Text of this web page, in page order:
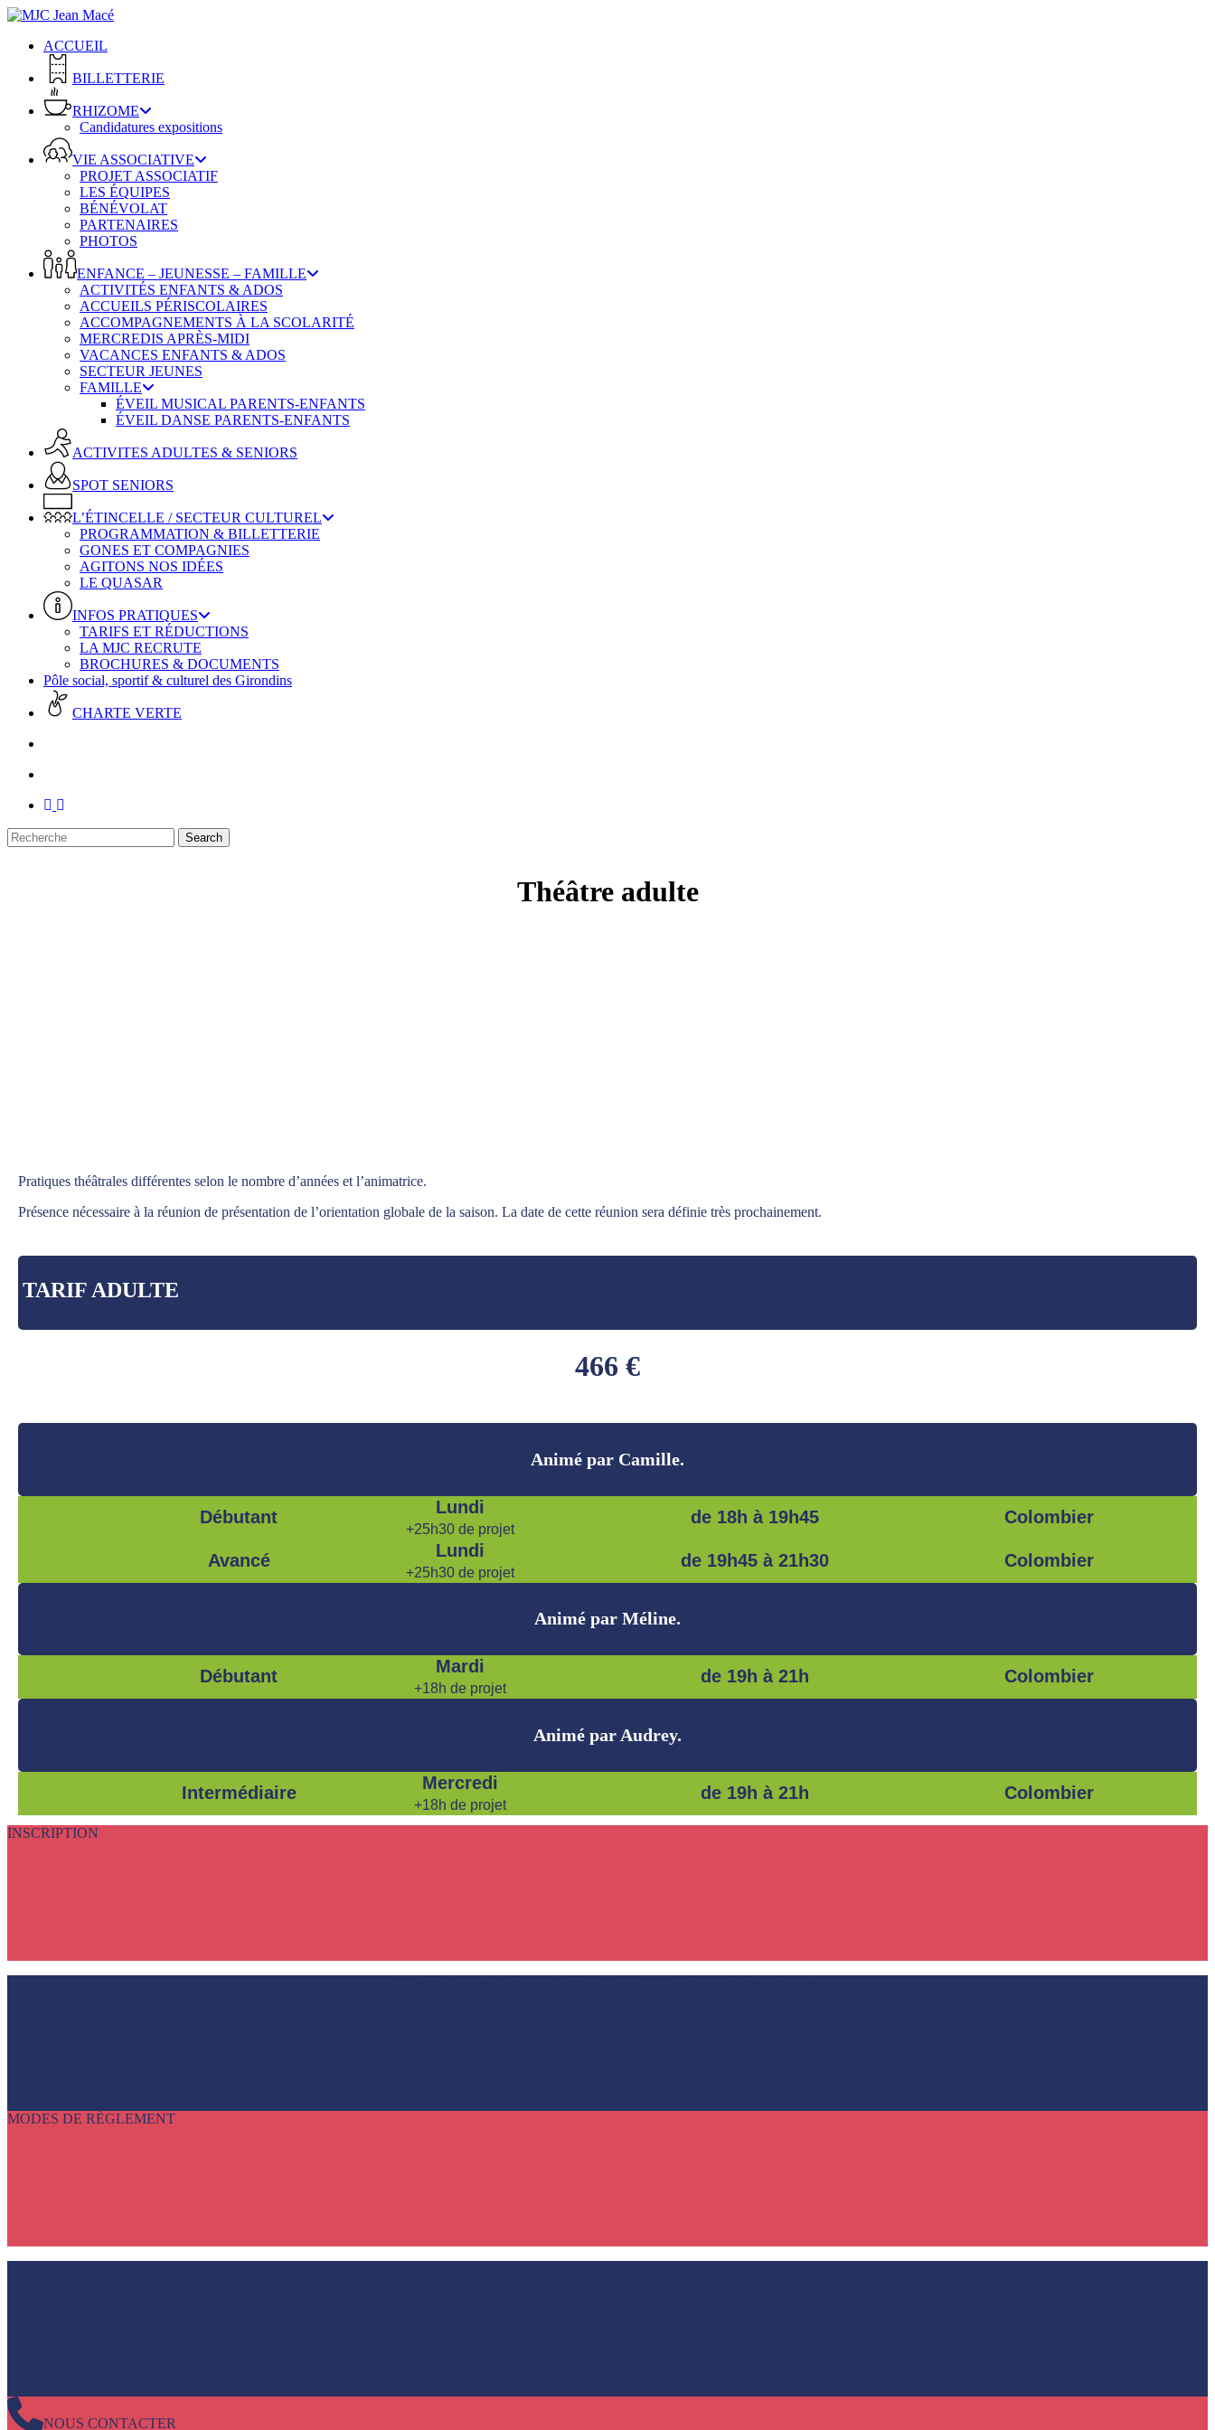
Skip
main
ACCUEIL
BILLETTERIE
RHIZOME
Candidatures expositions
VIE ASSOCIATIVE
PROJET ASSOCIATIF
LES ÉQUIPES
BÉNÉVOLAT
PARTENAIRES
PHOTOS
ENFANCE – JEUNESSE – FAMILLE
ACTIVITÉS ENFANTS & ADOS
ACCUEILS PÉRISCOLAIRES
ACCOMPAGNEMENTS À LA SCOLARITÉ
MERCREDIS APRÈS-MIDI
VACANCES ENFANTS & ADOS
SECTEUR JEUNES
FAMILLE
ÉVEIL MUSICAL PARENTS-ENFANTS
ÉVEIL DANSE PARENTS-ENFANTS
ACTIVITES ADULTES & SENIORS
SPOT SENIORS
L’ÉTINCELLE / SECTEUR CULTUREL
PROGRAMMATION & BILLETTERIE
GONES ET COMPAGNIES
AGITONS NOS IDÉES
LE QUASAR
INFOS PRATIQUES
TARIFS ET RÉDUCTIONS
LA MJC RECRUTE
BROCHURES & DOCUMENTS
Pôle social, sportif & culturel des Girondins
CHARTE VERTE
facebook
instagram
Search
Théâtre adulte
Pratiques théâtrales différentes selon le nombre d’années et l’animatrice.
Présence nécessaire à la réunion de présentation de l’orientation globale de la saison. La date de cette réunion sera définie très prochainement.
TARIF ADULTE
466 €
Animé par Camille.
Débutant Lundi
+25h30 de projet
de 18h à 19h45 Colombier
Avancé Lundi
+25h30 de projet
de 19h45 à 21h30 Colombier
Animé par Méline.
Débutant Mardi
+18h de projet
de 19h à 21h Colombier
Animé par Audrey.
Intermédiaire Mercredi
+18h de projet
de 19h à 21h Colombier
INSCRIPTION
MODES DE RÈGLEMENT
NOUS CONTACTER